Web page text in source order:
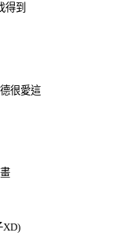
得到
很愛這
XD)